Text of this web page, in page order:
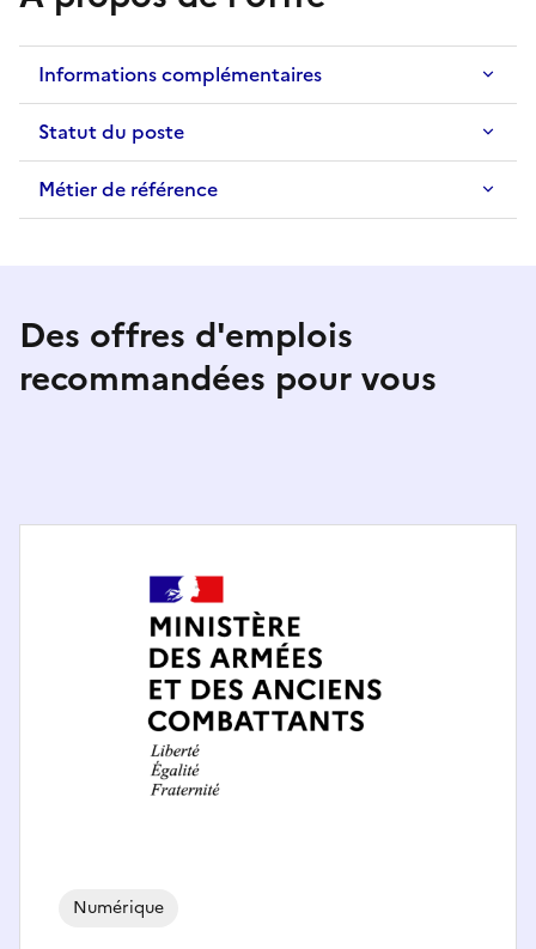
Informations complémentaires
Statut du poste
Métier de référence
Des offres d'emplois
recommandées pour vous
Numérique